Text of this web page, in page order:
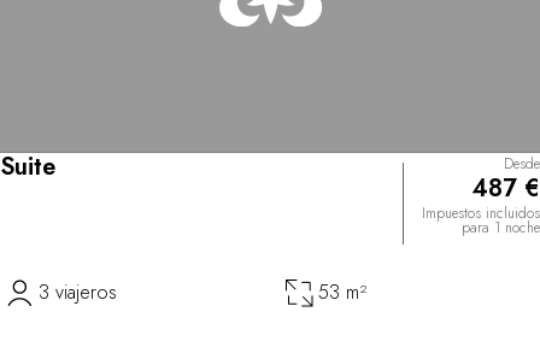
Suite Desde
487 €
Impuestos incluidos
para 1 noche
3 viajeros 53 m²